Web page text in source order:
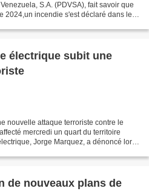
S.A. (PDVSA), fait savoir que
2024,un incendie s'est déclaré dans le
électrique subit une
nouvelle attaque terroriste contre le
mercredi un quart du territoire
Jorge Marquez, a dénoncé lors
de nouveaux plans de